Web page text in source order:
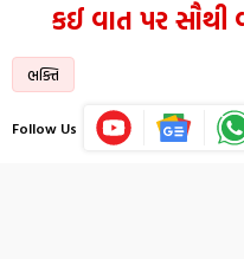
કઈ વાત પર સૌથી
ભક્તિ
Follow Us